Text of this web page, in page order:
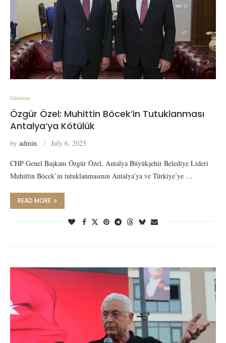
Gündem
Özgür Özel: Muhittin Böcek’in Tutuklanması
Antalya’ya Kötülük
by admin July 6, 2025
CHP Genel Başkanı Özgür Özel, Antalya Büyükşehir Belediye Lideri
Muhittin Böcek’in tutuklanmasının Antalya’ya ve Türkiye’ye …
READ MORE